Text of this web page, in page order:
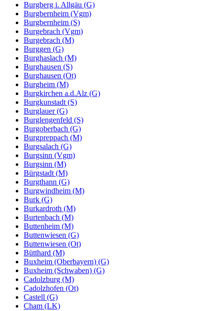
Burgberg i. Allgäu (G)
Burgbernheim (Vgm)
Burgbernheim (S)
Burgebrach (Vgm)
Burgebrach (M)
Burggen (G)
Burghaslach (M)
Burghausen (S)
Burghausen (Ot)
Burgheim (M)
Burgkirchen a.d.Alz (G)
Burgkunstadt (S)
Burglauer (G)
Burglengenfeld (S)
Burgoberbach (G)
Burgpreppach (M)
Burgsalach (G)
Burgsinn (Vgm)
Burgsinn (M)
Bürgstadt (M)
Burgthann (G)
Burgwindheim (M)
Burk (G)
Burkardroth (M)
Burtenbach (M)
Buttenheim (M)
Buttenwiesen (G)
Buttenwiesen (Ot)
Bütthard (M)
Buxheim (Oberbayern) (G)
Buxheim (Schwaben) (G)
Cadolzburg (M)
Cadolzhofen (Ot)
Castell (G)
Cham (LK)